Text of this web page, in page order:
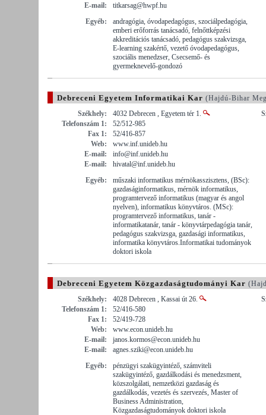
E-mail:
titkarsag@hwpf.hu
Egyéb:
andragógia, óvodapedagógus, szociálpedagógia,
emberi erőforrás tanácsadó, felnőttképzési
akkreditációs tanácsadó, pedagógus szakvizsga,
E-learning szakértő, vezető óvodapedagógus,
szociális menedzser, Csecsemő- és
gyermeknevelő-gondozó
Debreceni Egyetem Informatikai Kar (Hajdú-Bihar
Székhely:
4032 Debrecen , Egyetem tér 1.
Telefonszám 1:
52/512-985
Fax 1:
52/416-857
Web:
www.inf.unideb.hu
E-mail:
info@inf.unideb.hu
E-mail:
hivatal@inf.unideb.hu
Egyéb:
műszaki informatikus mérnökasszisztens, (BSc):
gazdaságinformatikus, mérnök informatikus,
programtervező informatikus (magyar és angol
nyelven), informatikus könyvtáros. (MSc):
programtervező informatikus, tanár -
informatikatanár, tanár - könyvtárpedagógia tanár,
pedagógus szakvizsga, gazdasági informatikus,
informatika könyvtáros.Informatikai tudományok
doktori iskola
Debreceni Egyetem Közgazdaságtudományi Kar
Székhely:
4028 Debrecen , Kassai út 26.
Telefonszám 1:
52/416-580
Fax 1:
52/419-728
Web:
www.econ.unideb.hu
E-mail:
janos.kormos@econ.unideb.hu
E-mail:
agnes.sziki@econ.unideb.hu
Egyéb:
pénzügyi szakügyintéző, számviteli
szakügyintéző, gazdálkodási és menedzsment,
közszolgálati, nemzetközi gazdaság és
gazdálkodás, vezetés és szervezés, Master of
Business Administration,
Közgazdaságtudományok doktori iskola